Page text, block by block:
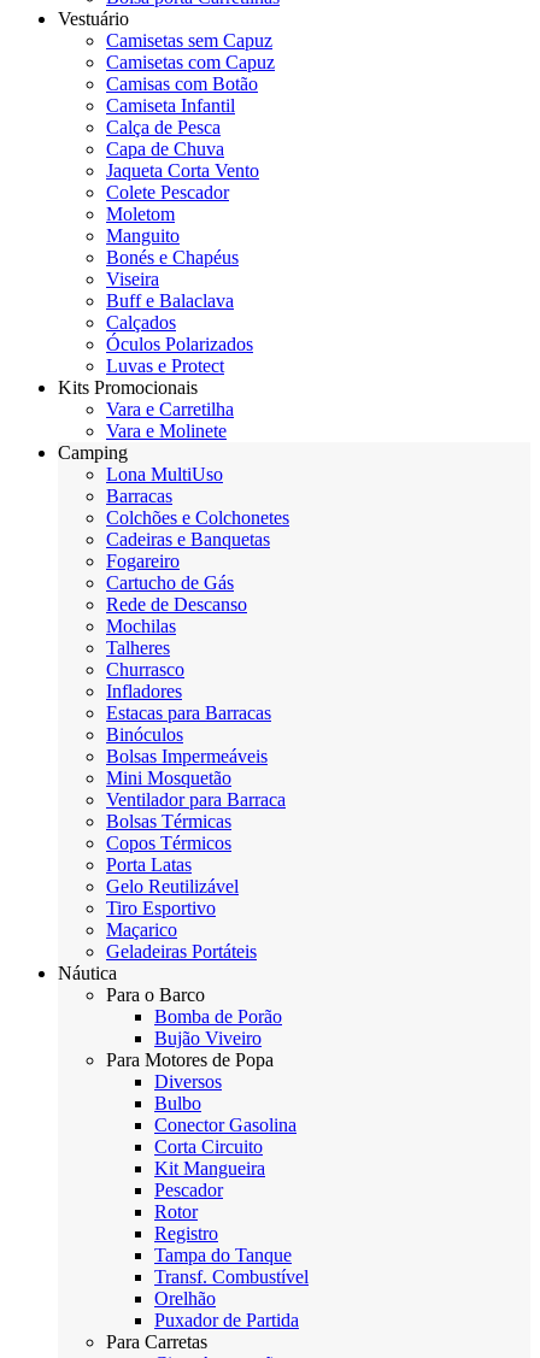
Vestuário
Camisetas sem Capuz
Camisetas com Capuz
Camisas com Botão
Camiseta Infantil
Calça de Pesca
Capa de Chuva
Jaqueta Corta Vento
Colete Pescador
Moletom
Manguito
Bonés e Chapéus
Viseira
Buff e Balaclava
Calçados
Óculos Polarizados
Luvas e Protect
Kits Promocionais
Vara e Carretilha
Vara e Molinete
Camping
Lona MultiUso
Barracas
Colchões e Colchonetes
Cadeiras e Banquetas
Fogareiro
Cartucho de Gás
Rede de Descanso
Mochilas
Talheres
Churrasco
Infladores
Estacas para Barracas
Binóculos
Bolsas Impermeáveis
Mini Mosquetão
Ventilador para Barraca
Bolsas Térmicas
Copos Térmicos
Porta Latas
Gelo Reutilizável
Tiro Esportivo
Maçarico
Geladeiras Portáteis
Náutica
Para o Barco
Bomba de Porão
Bujão Viveiro
Para Motores de Popa
Diversos
Bulbo
Conector Gasolina
Corta Circuito
Kit Mangueira
Pescador
Rotor
Registro
Tampa do Tanque
Transf. Combustível
Orelhão
Puxador de Partida
Para Carretas